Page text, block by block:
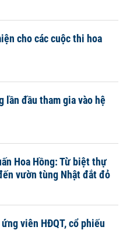
cho các cuộc thi hoa
lần đầu tham gia vào hệ
Hoa Hồng: Từ biệt thự
vườn tùng Nhật đắt đỏ
viên HĐQT, cổ phiếu